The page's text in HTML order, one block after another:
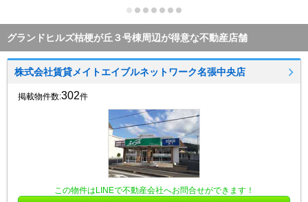
グランドヒルズ桔梗が丘３号棟周辺が得意な不動産店舗
株式会社賃貸メイトエイブルネットワーク名張中央店
掲載物件数:302件
この物件はLINEで不動産会社へお問合せができます！